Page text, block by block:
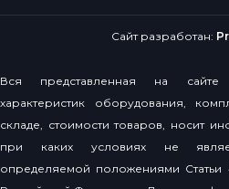
Сайт разработан:
Вся представленная на сайте
характеристик оборудования,
складе, стоимости товаров, носит
при каких условиях не
определяемой положениями Статьи